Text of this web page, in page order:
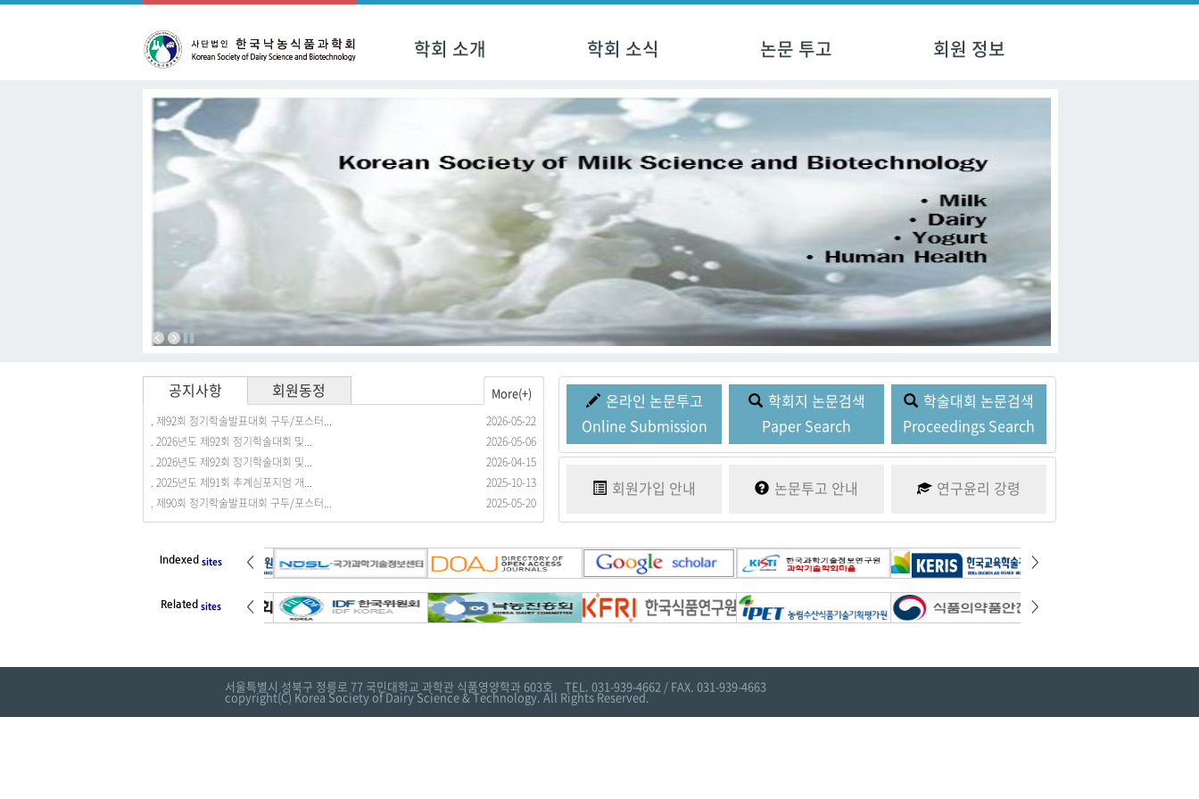
학회 소개 학회 소식 논문 투고 회원 정보
공지사항 More(+)
. 제92회 정기학술발표대회 구두/포스터...
2026-05-22
. 2026년도 제92회 정기학술대회 및...
2026-05-06
. 2026년도 제92회 정기학술대회 및...
2026-04-15
. 2025년도 제91회 추계심포지엄 개...
2025-10-13
. 제90회 정기학술발표대회 구두/포스터...
2025-05-20
회원동정 More(+)
. 회원동정을 등록합니다. 2017-03-21
온라인 논문투고
Online Submission
학회지 논문검색
Paper Search
학술대회 논문검색
Proceedings Search
회원가입 안내 논문투고 안내 연구윤리 강령
Indexed sites < >
Related sites < >
서울특별시 성북구 정릉로 77 국민대학교 과학관 식품영양학과 603호 TEL. 031-939-4662 / FAX. 031-939-4663
copyright(C) Korea Society of Dairy Science & Technology. All Rights Reserved.